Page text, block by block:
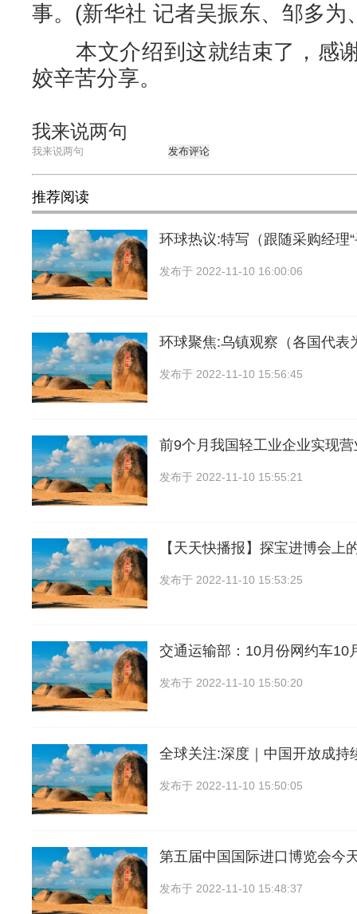
事。(新华社 记者吴振东、邹多为
本文介绍到这就结束了，感
姣辛苦分享。
我来说两句
发布评论
推荐阅读
环球热议:特写（跟随采购经理“
发布于 2022-11-10 16:00:06
环球聚焦:乌镇观察（各国代表
发布于 2022-11-10 15:56:45
前9个月我国轻工业企业实现
发布于 2022-11-10 15:55:21
【天天快播报】探宝进博会上的
发布于 2022-11-10 15:53:25
交通运输部：10月份网约车10
发布于 2022-11-10 15:50:20
全球关注:深度｜中国开放成持
发布于 2022-11-10 15:50:05
第五届中国国际进口博览会今
发布于 2022-11-10 15:48:37